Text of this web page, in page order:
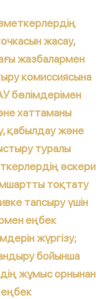
жасау,
жазбалармен
комиссиясына
бөлімдерімен
хаттаманы
қабылдау және
туралы
әскери
тоқтату
тапсыру үшін
еңбек
жүргізу;
бойынша
жұмыс орнынан